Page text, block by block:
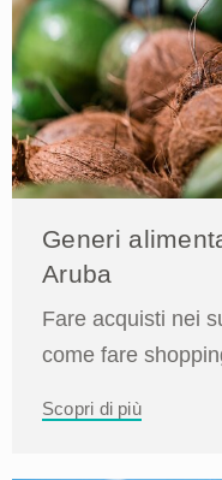
Generi
Aruba
Fare acquisti nei
come fare
Scopri di più